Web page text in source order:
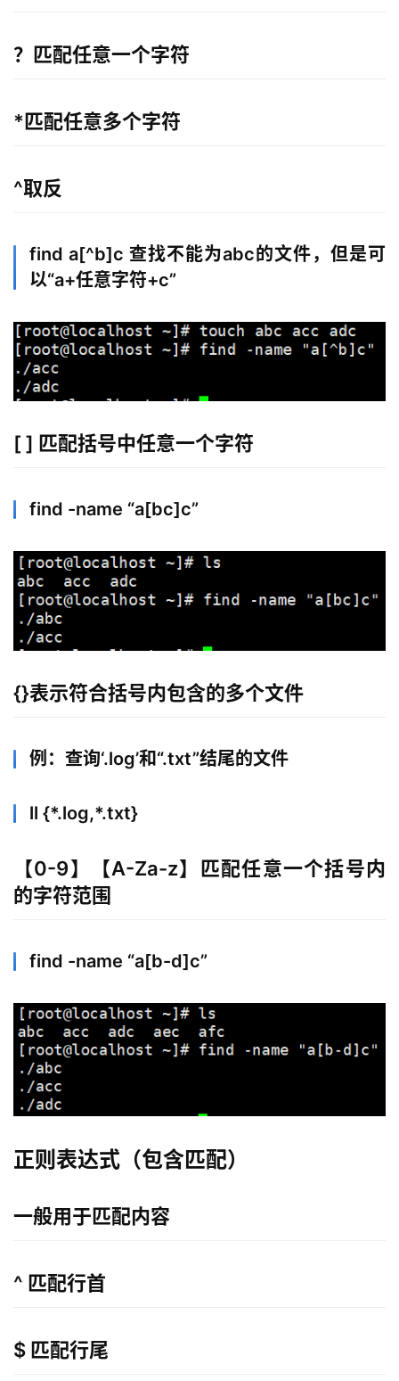
？匹配任意一个字符
*匹配任意多个字符
^取反
find a[^b]c 查找不能为abc的文件，但是可
以“a+任意字符+c”
[ ] 匹配括号中任意一个字符
find -name “a[bc]c”
{}表示符合括号内包含的多个文件
例：查询‘.log’和“.txt”结尾的文件
ll {*.log,*.txt}
【0-9】【A-Za-z】匹配任意一个括号内
的字符范围
find -name “a[b-d]c”
正则表达式（包含匹配）
一般用于匹配内容
^ 匹配行首
$ 匹配行尾